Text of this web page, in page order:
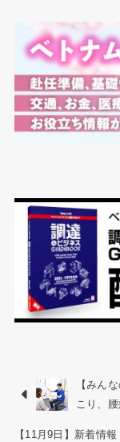
【みん
こり、
【11月9日】新着情